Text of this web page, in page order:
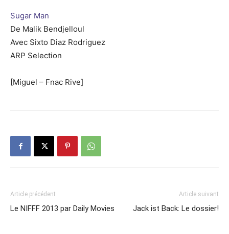
Sugar Man
De Malik Bendjelloul
Avec Sixto Diaz Rodriguez
ARP Selection
[Miguel – Fnac Rive]
Article précédent
Le NIFFF 2013 par Daily Movies
Article suivant
Jack ist Back: Le dossier!